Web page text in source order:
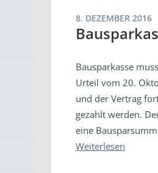
8. DEZEMBER 2016
Bausparkasse
Urteil vom 20.
und der Vertrag
gezahlt werden.
eine
Weiterlesen